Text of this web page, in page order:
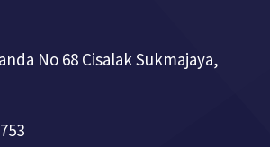
No 68 Cisalak Sukmajaya,